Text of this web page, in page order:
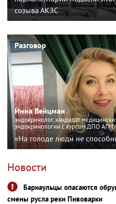
созыва АКЗС
Разговор
Инна Вейцман
эндокринолог, кандидат
эндокринологии с курсом ДПО АГМУ
«На голоде люди не
Новости
Барнаульцы опасаются
смены русла реки Пивоварки